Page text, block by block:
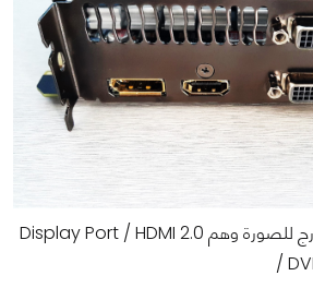
تحتوي بطاقه علي 4 مخارج للصورة وهم Display Port / HDMI 2.0
/